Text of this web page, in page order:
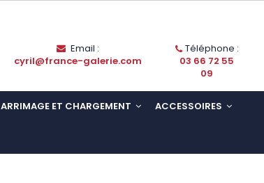
Email :
cyril@france-galerie.com
Téléphone :
03 66 72 55
09
ARRIMAGE ET CHARGEMENT ACCESSOIRES